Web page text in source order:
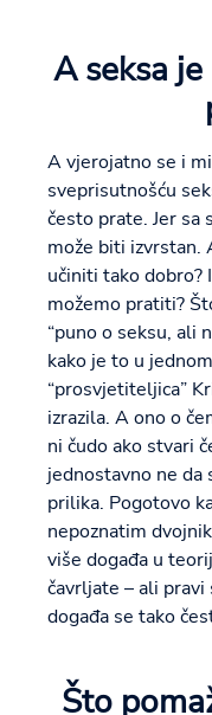
A seksa
A vjerojatno se i
sveprisutnošću
često prate. Jer sa
može biti izvrstan.
učiniti tako dobro?
možemo pratiti?
“puno o seksu, ali
kako je to u jednom
“prosvjetiteljica”
izrazila. A ono o
ni čudo ako stvari
jednostavno ne da
prilika. Pogotovo
nepoznatim
više događa u
čavrljate – ali pravi
događa se tako
Što